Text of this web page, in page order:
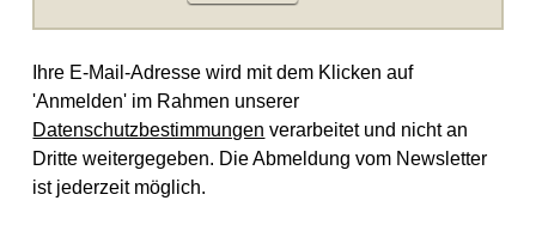
Ihre E-Mail-Adresse wird mit dem Klicken auf
'Anmelden' im Rahmen unserer
Datenschutzbestimmungen verarbeitet und nicht an
Dritte weitergegeben. Die Abmeldung vom Newsletter
ist jederzeit möglich.